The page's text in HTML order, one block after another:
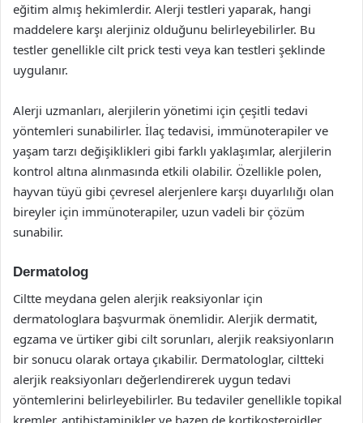
eğitim almış hekimlerdir. Alerji testleri yaparak, hangi
maddelere karşı alerjiniz olduğunu belirleyebilirler. Bu
testler genellikle cilt prick testi veya kan testleri şeklinde
uygulanır.
Alerji uzmanları, alerjilerin yönetimi için çeşitli tedavi
yöntemleri sunabilirler. İlaç tedavisi, immünoterapiler ve
yaşam tarzı değişiklikleri gibi farklı yaklaşımlar, alerjilerin
kontrol altına alınmasında etkili olabilir. Özellikle polen,
hayvan tüyü gibi çevresel alerjenlere karşı duyarlılığı olan
bireyler için immünoterapiler, uzun vadeli bir çözüm
sunabilir.
Dermatolog
Ciltte meydana gelen alerjik reaksiyonlar için
dermatologlara başvurmak önemlidir. Alerjik dermatit,
egzama ve ürtiker gibi cilt sorunları, alerjik reaksiyonların
bir sonucu olarak ortaya çıkabilir. Dermatologlar, ciltteki
alerjik reaksiyonları değerlendirerek uygun tedavi
yöntemlerini belirleyebilirler. Bu tedaviler genellikle topikal
kremler, antihistaminikler ve bazen de kortikosteroidler